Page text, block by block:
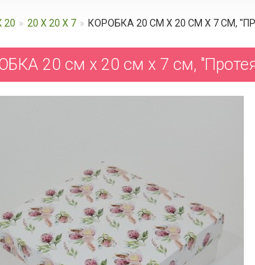
20 20 Х 20 Х 7 КОРОБКА 20 СМ Х 20 СМ Х 7 СМ,
20 см х 20 см х 7 см,